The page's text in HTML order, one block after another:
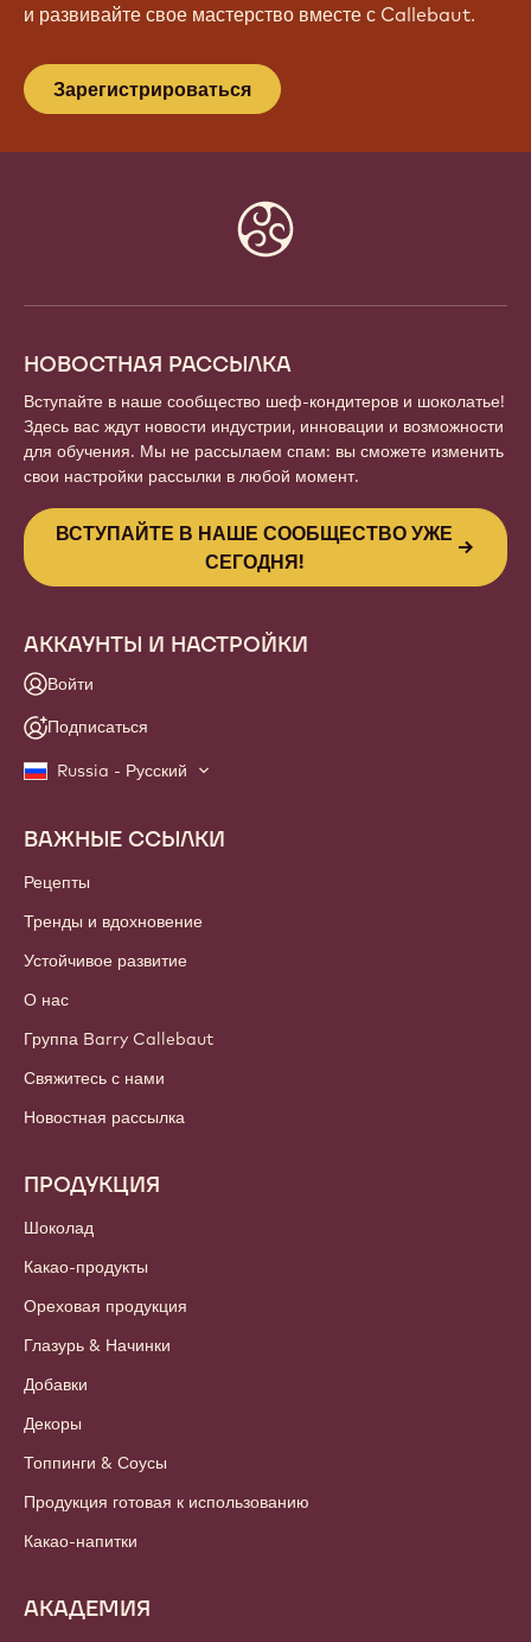
и развивайте свое мастерство вместе с Callebaut.
Зарегистрироваться
НОВОСТНАЯ РАССЫЛКА
Вступайте в наше сообщество шеф-кондитеров и шоколатье!
Здесь вас ждут новости индустрии, инновации и возможности
для обучения. Мы не рассылаем спам: вы сможете изменить
свои настройки рассылки в любой момент.
ВСТУПАЙТЕ В НАШЕ СООБЩЕСТВО УЖЕ
СЕГОДНЯ!
АККАУНТЫ И НАСТРОЙКИ
Войти
Подписаться
Russia - Русский
Footer
Callebaut
ВАЖНЫЕ ССЫЛКИ
Рецепты
Тренды и вдохновение
Устойчивое развитие
О нас
Группа Barry Callebaut
Свяжитесь с нами
Новостная рассылка
ПРОДУКЦИЯ
Шоколад
Какао-продукты
Ореховая продукция
Глазурь & Начинки
Добавки
Декоры
Топпинги & Соусы
Продукция готовая к использованию
Какао-напитки
АКАДЕМИЯ